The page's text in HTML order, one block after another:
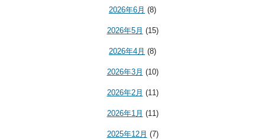
2026年6月 (8)
2026年5月 (15)
2026年4月 (8)
2026年3月 (10)
2026年2月 (11)
2026年1月 (11)
2025年12月 (7)